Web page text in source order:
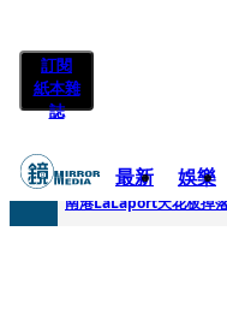
訂閱
紙本雜
誌
最新 娛樂
快訊